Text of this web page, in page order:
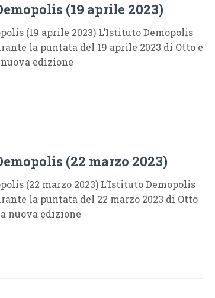
(19 aprile 2023)
(19 aprile 2023) L’Istituto Demopolis
la puntata del 19 aprile 2023 di Otto e
edizione
(22 marzo 2023)
(22 marzo 2023) L’Istituto Demopolis
la puntata del 22 marzo 2023 di Otto
nuova edizione